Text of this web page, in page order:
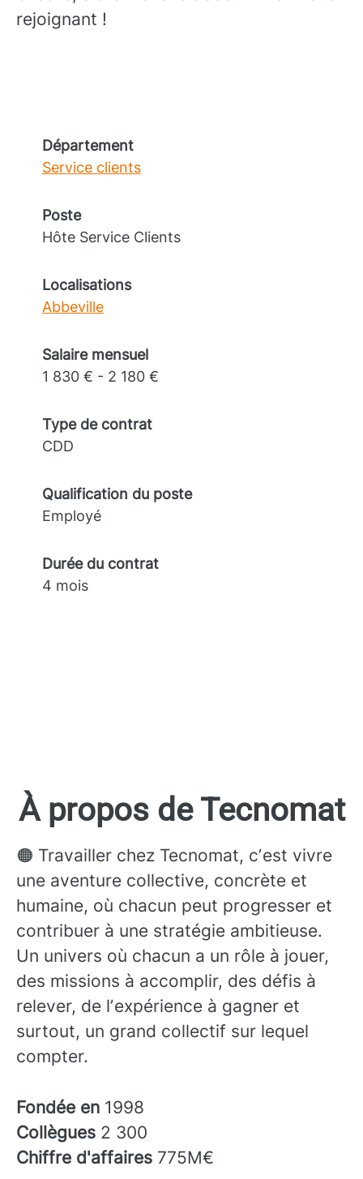
rejoignant !
Département
Service clients
Poste
Hôte Service Clients
Localisations
Abbeville
Salaire mensuel
1 830 € - 2 180 €
Type de contrat
CDD
Qualification du poste
Employé
Durée du contrat
4 mois
À propos de Tecnomat
🟠 Travailler chez Tecnomat, cʼest vivre
une aventure collective, concrète et
humaine, où chacun peut progresser et
contribuer à une stratégie ambitieuse.
Un univers où chacun a un rôle à jouer,
des missions à accomplir, des défis à
relever, de lʼexpérience à gagner et
surtout, un grand collectif sur lequel
compter.
Fondée en 1998
Collègues 2 300
Chiffre d'affaires 775M€